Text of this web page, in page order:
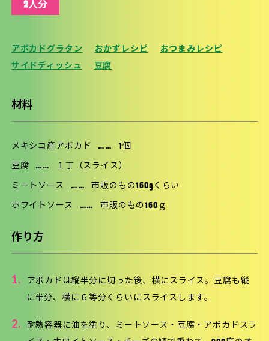
2人分
アボカドグラタン おかずレシピ
おつまみレシピ
サイドディッシュ
豆腐
材料
メキシコ産アボカド …… 1個
豆腐 …… １丁（スライス）
ミートソース …… 市販のもの160gくらい
ホワイトソース …… 市販のもの160ｇ
作り方
1.
アボカドは縦半分に切った後、横にスライス。豆腐も縦
に半分、横に６等分くらいにスライスします。
2.
耐熱容器に油を塗り、ミートソース・豆腐・アボカドスラ